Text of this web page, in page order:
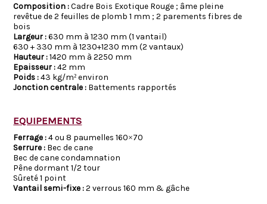
Composition :Cadre Bois Exotique Rouge ; âme pleine
revêtue de 2 feuilles de plomb 1 mm ; 2 parements fibres de
bois
Largeur :630 mm à 1230 mm (1 vantail)
630 + 330 mm à 1230+1230 mm (2 vantaux)
Hauteur :1420 mm à 2250 mm
Epaisseur :42 mm
Poids :43 kg/m² environ
Jonction centrale : Battements rapportés
EQUIPEMENTS
Ferrage :4 ou 8 paumelles 160×70
Serrure : Bec de cane
Bec de cane condamnation
Pêne dormant 1/2 tour
Sûreté 1 point
Vantail semi-fixe :2 verrous 160 mm & gâche